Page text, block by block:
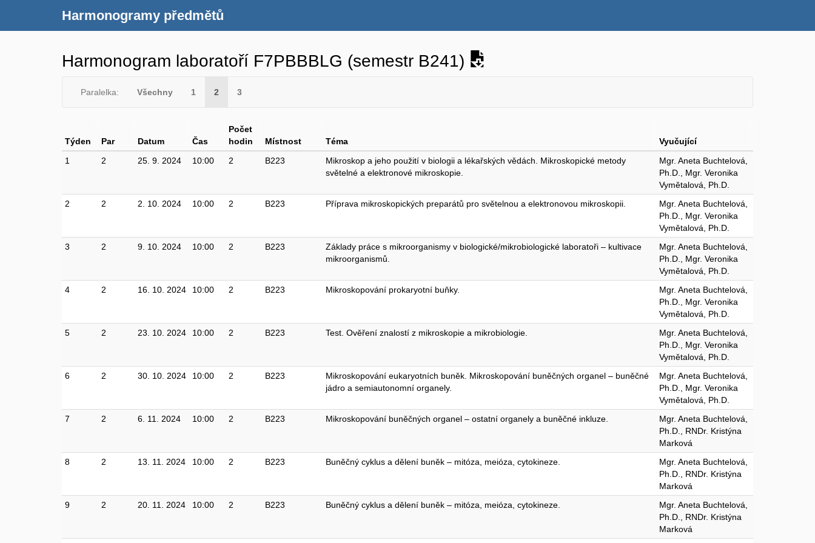
Harmonogramy předmětů
Harmonogram laboratoří F7PBBBLG (semestr B241)
Paralelka: Všechny 1 2 3
Týden Par Datum Čas
Počet
hodin
Místnost Téma
Vyučující
1
2 25. 9. 2024 10:00 2 B223
Mikroskop a jeho použití v biologii a lékařských vědách. Mikroskopické metody
světelné a elektronové mikroskopie.
Mgr. Aneta Buchtelová,
Ph.D., Mgr. Veronika
Vymětalová, Ph.D.
2
2 2. 10. 2024 10:00 2 B223 Příprava mikroskopických preparátů pro světelnou a elektronovou mikroskopii.
Mgr. Aneta Buchtelová,
Ph.D., Mgr. Veronika
Vymětalová, Ph.D.
3
2 9. 10. 2024 10:00 2 B223
Základy práce s mikroorganismy v biologické/mikrobiologické laboratoři – kultivace
mikroorganismů.
Mgr. Aneta Buchtelová,
Ph.D., Mgr. Veronika
Vymětalová, Ph.D.
4
2 16. 10. 2024 10:00 2 B223 Mikroskopování prokaryotní buňky.
Mgr. Aneta Buchtelová,
Ph.D., Mgr. Veronika
Vymětalová, Ph.D.
5
2 23. 10. 2024 10:00 2 B223 Test. Ověření znalostí z mikroskopie a mikrobiologie.
Mgr. Aneta Buchtelová,
Ph.D., Mgr. Veronika
Vymětalová, Ph.D.
6
2 30. 10. 2024 10:00 2 B223
Mikroskopování eukaryotních buněk. Mikroskopování buněčných organel – buněčné
jádro a semiautonomní organely.
Mgr. Aneta Buchtelová,
Ph.D., Mgr. Veronika
Vymětalová, Ph.D.
7
2 6. 11. 2024 10:00 2 B223 Mikroskopování buněčných organel – ostatní organely a buněčné inkluze.
Mgr. Aneta Buchtelová,
Ph.D., RNDr. Kristýna
Marková
8
2 13. 11. 2024 10:00 2 B223 Buněčný cyklus a dělení buněk – mitóza, meióza, cytokineze.
Mgr. Aneta Buchtelová,
Ph.D., RNDr. Kristýna
Marková
9
2 20. 11. 2024 10:00 2 B223 Buněčný cyklus a dělení buněk – mitóza, meióza, cytokineze.
Mgr. Aneta Buchtelová,
Ph.D., RNDr. Kristýna
Marková